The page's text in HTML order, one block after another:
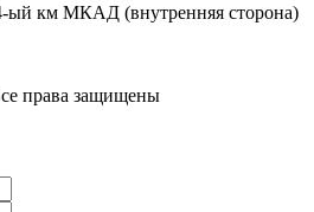
км МКАД (внутренняя сторона)
права защищены